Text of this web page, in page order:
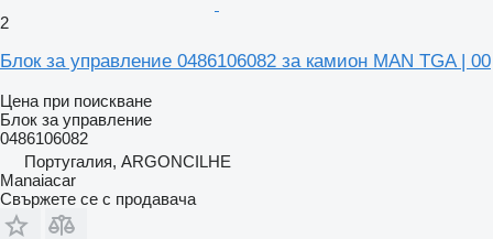
2
Блок за управление 0486106082 за камион MAN TGA | 00
Цена при поискване
Блок за управление
0486106082
Португалия, ARGONCILHE
Manaiacar
Свържете се с продавача